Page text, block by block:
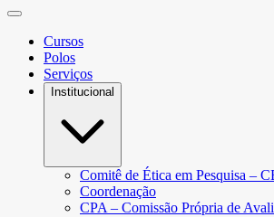
Cursos
Polos
Serviços
Institucional
Comitê de Ética em Pesquisa –
Coordenação
CPA – Comissão Própria de